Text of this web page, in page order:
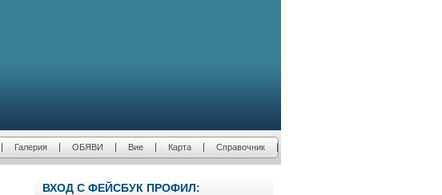
Галерия ОБЯВИ Вие Карта Справочник
ВХОД С ФЕЙСБУК ПРОФИЛ: